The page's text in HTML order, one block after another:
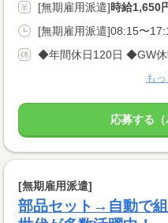
[無期雇用派遣]時給1,650
[無期雇用派遣]08:15〜
も
応募する（
[無期雇用派遣]
部品セット→自動で